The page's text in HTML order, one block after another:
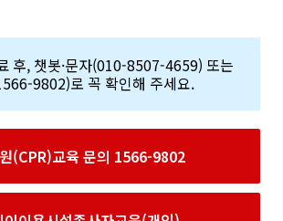
후, 챗봇·문자(010-8507-4659) 또는
9802)로 꼭 확인해 주세요.
(CPR)교육 문의 1566-9802